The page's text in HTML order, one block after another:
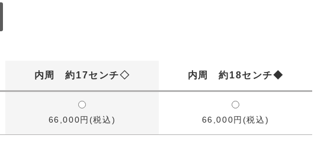
内周 約17センチ◇ 内周 約18センチ◆
66,000円(税込) 66,000円(税込)